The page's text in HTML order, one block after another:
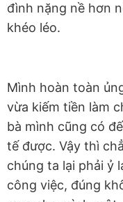
đình nặng nề hơn
khéo léo.
Mình hoàn toàn
vừa kiếm tiền làm
bà mình cũng có
tế được. Vậy thì
chúng ta lại phải ỷ
công việc, đúng